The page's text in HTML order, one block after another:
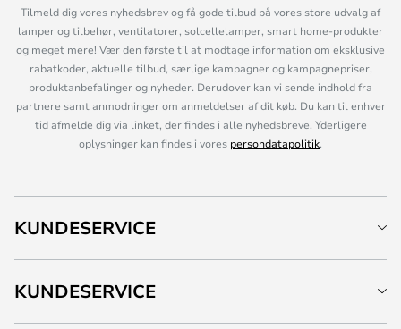
Tilmeld dig vores nyhedsbrev og få gode tilbud på vores store udvalg af
lamper og tilbehør, ventilatorer, solcellelamper, smart home-produkter
og meget mere! Vær den første til at modtage information om eksklusive
rabatkoder, aktuelle tilbud, særlige kampagner og kampagnepriser,
produktanbefalinger og nyheder. Derudover kan vi sende indhold fra
partnere samt anmodninger om anmeldelser af dit køb. Du kan til enhver
tid afmelde dig via linket, der findes i alle nyhedsbreve. Yderligere
oplysninger kan findes i vores persondatapolitik.
KUNDESERVICE
KUNDESERVICE